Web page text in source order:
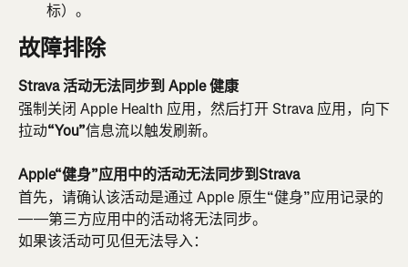
标）。
故障排除
Strava 活动无法同步到 Apple 健康
强制关闭 Apple Health 应用，然后打开 Strava 应用，向下
拉动“You”信息流以触发刷新。
Apple“健身”应用中的活动无法同步到Strava
首先，请确认该活动是通过 Apple 原生“健身”应用记录的
——第三方应用中的活动将无法同步。
如果该活动可见但无法导入：